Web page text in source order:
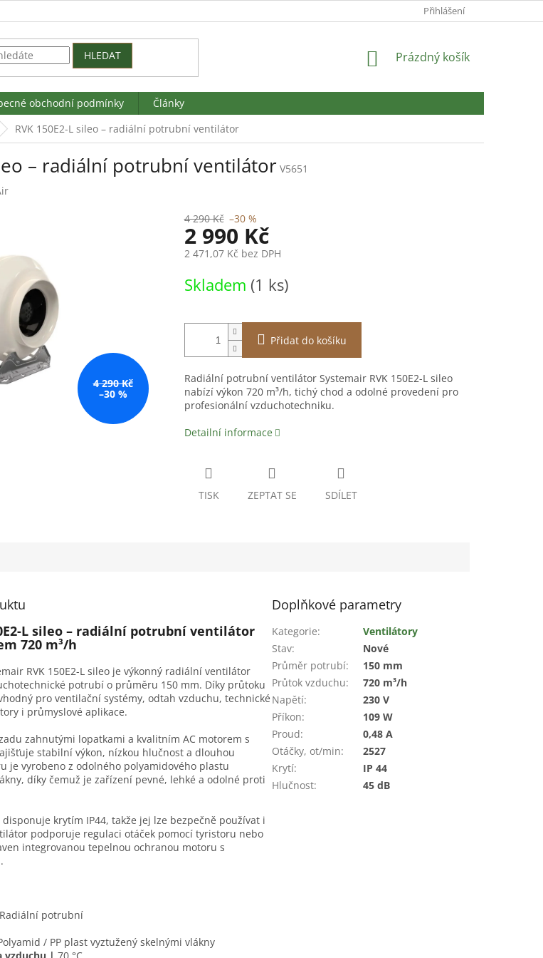
Přihlášení
HLEDAT
NÁKUPNÍ
Prázdný košík
obchodní podmínky
Články
RVK 150E2-L sileo – radiální potrubní ventilátor
– radiální potrubní ventilátor V5651
4 290 Kč
–30 %
4 290 Kč –30 %
2 990 Kč
2 471,07 Kč bez DPH
cena:
Skladem (1 ks)
Přidat do košíku
Radiální potrubní ventilátor Systemair RVK 150E2-L sileo
nabízí výkon 720 m³/h, tichý chod a odolné provedení pro
profesionální vzduchotechniku.
Detailní informace
TISK ZEPTAT SE SDÍLET
L sileo – radiální potrubní ventilátor
720 m³/h
RVK 150E2-L sileo je výkonný radiální ventilátor
potrubí o průměru 150 mm. Díky průtoku
pro ventilační systémy, odtah vzduchu, technické
i průmyslové aplikace.
zahnutými lopatkami a kvalitním AC motorem s
stabilní výkon, nízkou hlučnost a dlouhou
je vyrobeno z odolného polyamidového plastu
díky čemuž je zařízení pevné, lehké a odolné proti
disponuje krytím IP44, takže jej lze bezpečně používat i
podporuje regulaci otáček pomocí tyristoru nebo
integrovanou tepelnou ochranou motoru s
Radiální potrubní
/ PP plast vyztužený skelnými vlákny
Doplňkové parametry
Kategorie:
Ventilátory
Stav:
Nové
Průměr potrubí:
150 mm
Průtok vzduchu:
720 m³/h
Napětí:
230 V
Příkon:
109 W
Proud:
0,48 A
Otáčky, ot/min:
2527
Krytí:
IP 44
Hlučnost: 45 dB